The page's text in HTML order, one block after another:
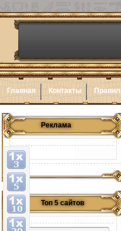
Главная Контакты
Реклама
Топ 5 сайтов